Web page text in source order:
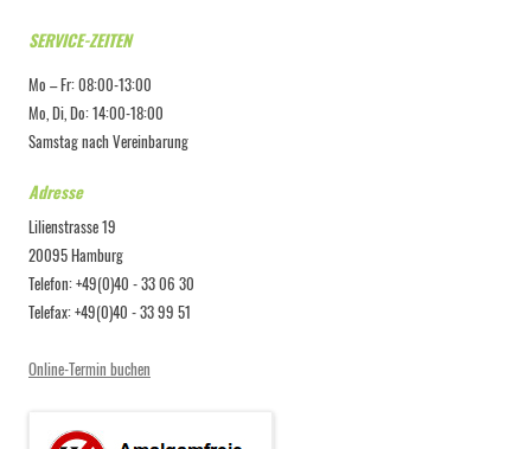
SERVICE-ZEITEN
Mo – Fr: 08:00-13:00
Mo, Di, Do: 14:00-18:00
Samstag nach Vereinbarung
Adresse
Lilienstrasse 19
20095 Hamburg
Telefon: +49(0)40 - 33 06 30
Telefax: +49(0)40 - 33 99 51
Online-Termin buchen